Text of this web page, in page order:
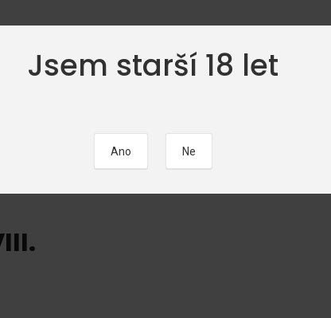
FOTOGALERIE EROTICKÉ POVÍDKY
Jsem starší 18 let